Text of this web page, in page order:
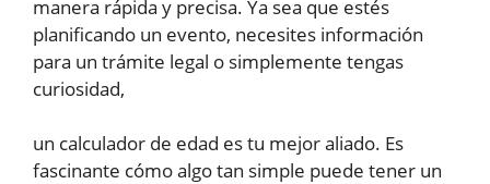
manera rápida y precisa. Ya sea que estés
planificando un evento, necesites información
para un trámite legal o simplemente tengas
curiosidad,
un calculador de edad es tu mejor aliado. Es
fascinante cómo algo tan simple puede tener un